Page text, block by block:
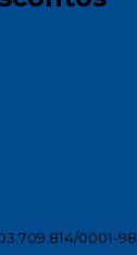
0001-98